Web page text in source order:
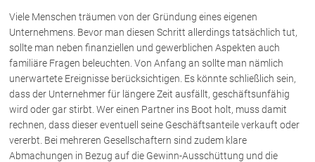
Erbrecht
Familienrecht und Scheidungen
Prozessführung und
Schiedsgerichtsbarkeit
Skiunfälle in Österreich
Über uns
Viele Menschen träumen von der Gründung eines eigenen
Unternehmens. Bevor man diesen Schritt allerdings tatsächlich tut,
sollte man neben finanziellen und gewerblichen Aspekten auch
familiäre Fragen beleuchten. Von Anfang an sollte man nämlich
unerwartete Ereignisse berücksichtigen. Es könnte schließlich sein,
dass der Unternehmer für längere Zeit ausfällt, geschäftsunfähig
wird oder gar stirbt. Wer einen Partner ins Boot holt, muss damit
rechnen, dass dieser eventuell seine Geschäftsanteile verkauft oder
vererbt. Bei mehreren Gesellschaftern sind zudem klare
Abmachungen in Bezug auf die Gewinn-Ausschüttung und die